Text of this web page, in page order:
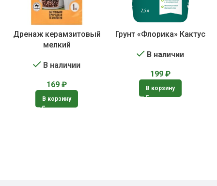
Дренаж керамзитовый
мелкий
В наличии
169 ₽
В корзину
Грунт «Флорика» Кактус
В наличии
199 ₽
В корзину